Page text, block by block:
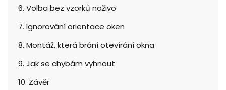
6. Volba bez vzorků naživo
7. Ignorování orientace oken
8. Montáž, která brání otevírání okna
9. Jak se chybám vyhnout
10. Závěr